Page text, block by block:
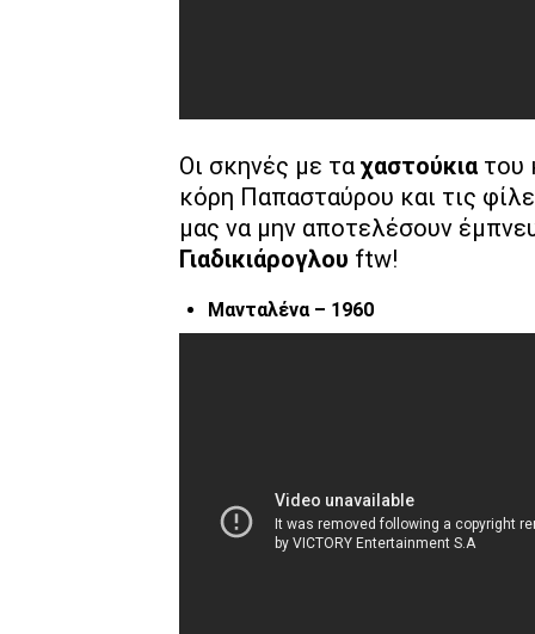
Οι σκηνές με τα χαστούκια του
κόρη Παπασταύρου και τις
μας να μην αποτελέσουν
Γιαδικιάρoγλου ftw!
Μανταλένα – 1960